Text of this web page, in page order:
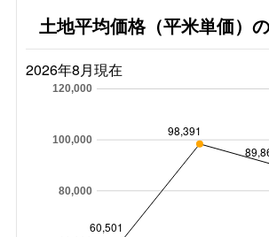
土地平均価格（平米単価）
2026年8月現在
80,000
100,000
120,000
60,501
98,391